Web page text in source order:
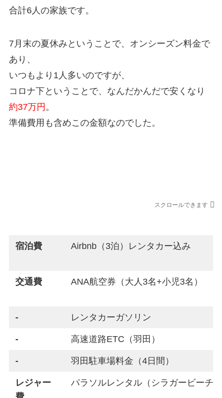
合計6人の家族です。
7月末の夏休みということで、オンシーズン料金で
あり、
いつもより1人多いのですが、
コロナ下ということで、なんだかんだで安くなり
約37万円 。
準備費用も含めこの金額なのでした。
スクロールできます
宿泊費 Airbnb（3泊）レンタカー込み
交通費 ANA航空券（大人3名+小児3名）
- レンタカーガソリン
- 高速道路ETC（羽田）
- 羽田駐車場料金（4日間）
レジャー
パラソルレンタル（シラガービーチ